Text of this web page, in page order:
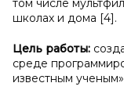
том числе
школах и дома [4].
Цель работы:
среде
известным